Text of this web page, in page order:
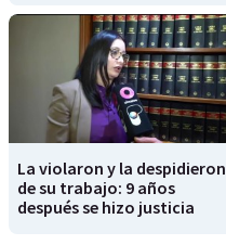
La violaron y la despidieron
de su trabajo: 9 años
después se hizo justicia